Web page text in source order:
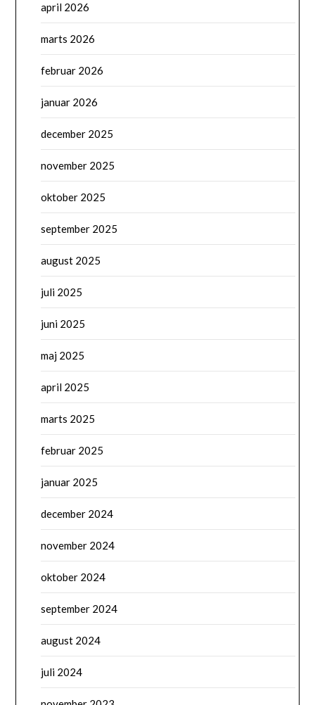
april 2026
marts 2026
februar 2026
januar 2026
december 2025
november 2025
oktober 2025
september 2025
august 2025
juli 2025
juni 2025
maj 2025
april 2025
marts 2025
februar 2025
januar 2025
december 2024
november 2024
oktober 2024
september 2024
august 2024
juli 2024